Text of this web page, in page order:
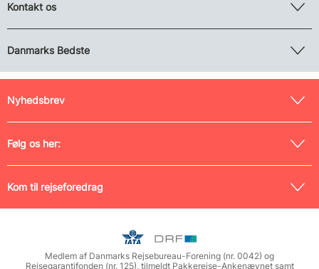
Kontakt os
Danmarks Bedste
Nyhedsbrev
Følg os her:
Kom til rejseforedrag
Medlem af Danmarks Rejsebureau-Forening (nr. 0042) og
Rejsegarantifonden (nr. 125), tilmeldt Pakkerejse-Ankenævnet samt